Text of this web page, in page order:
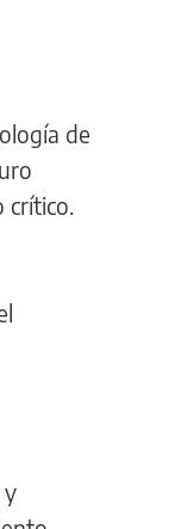
de
crítico.
y